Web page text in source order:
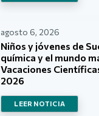
agosto 6, 2026
Niños y jóvenes de
química y el mundo
Vacaciones
2026
LEER NOTICIA